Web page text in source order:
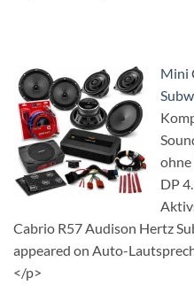
Mini
ohne
DP
Cabrio R57 Audison Hertz
appeared on Auto-
</p>